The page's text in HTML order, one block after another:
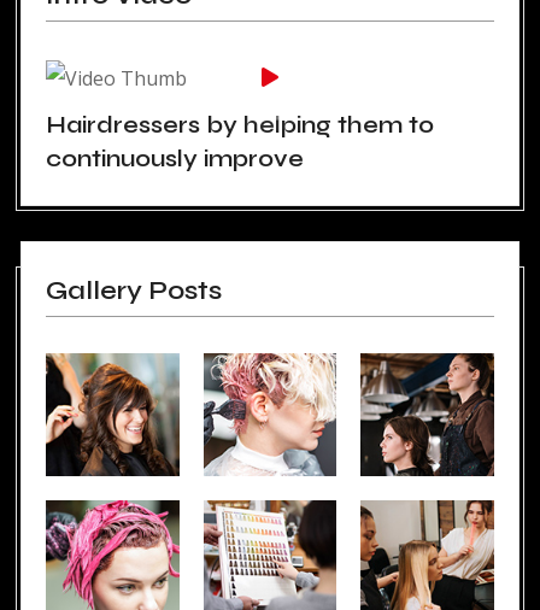
Hairdressers by helping them to
continuously improve
Gallery Posts